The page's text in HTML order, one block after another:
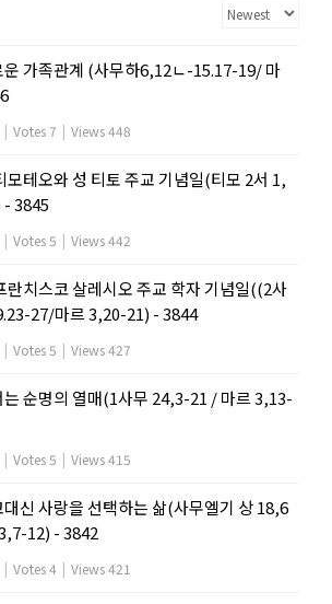
운 가족관계 (사무하6,12ㄴ-15.17-19/ 마
| Votes 7 | Views 448
모테오와 성 티토 주교 기념일(티모 2서 1,
3845
| Votes 5 | Views 442
란치스코 살레시오 주교 학자 기념일((2사
27/마르 3,20-21) - 3844
| Votes 5 | Views 427
는 순명의 열매(1사무 24,3-21 / 마르 3,13-
| Votes 5 | Views 415
신 사랑을 선택하는 삶(사무엘기 상 18,6
12) - 3842
| Votes 4 | Views 421